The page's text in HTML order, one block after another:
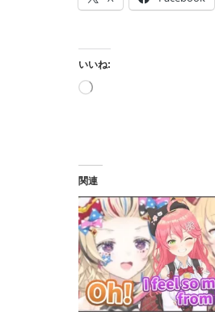
いいね:
読
み
関連